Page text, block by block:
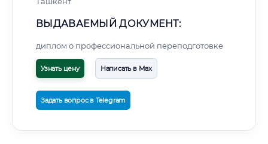
ВЫДАВАЕМЫЙ ДОКУМЕНТ:
диплом о профессиональной переподготовке
Узнать цену Написать в Max
Задать вопрос в Telegram